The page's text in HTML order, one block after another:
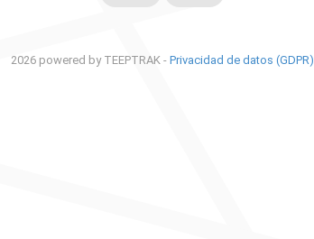
2026 powered by TEEPTRAK - Privacidad de datos (GDPR)